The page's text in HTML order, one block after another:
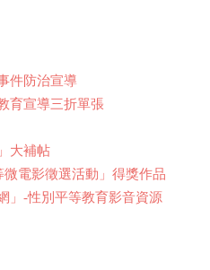
件防治宣導
育宣導三折單張
大補帖
電影徵選活動」得獎作品
」-性別平等教育影音資源